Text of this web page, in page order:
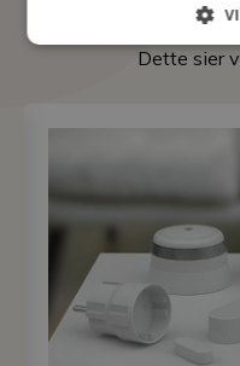
Dette sier